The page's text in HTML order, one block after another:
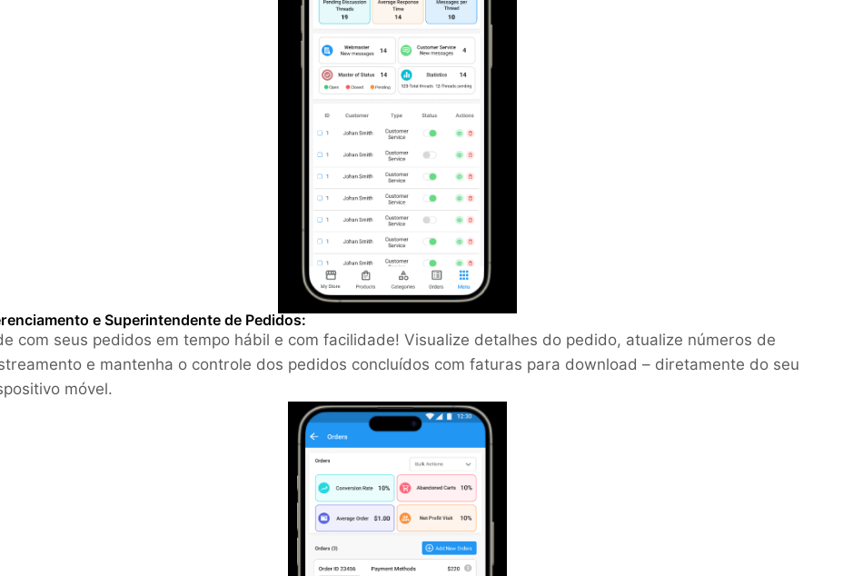
e Superintendente de Pedidos:
com seus pedidos em tempo hábil e com facilidade! Visualize detalhes do pedido, atualize números de
e mantenha o controle dos pedidos concluídos com faturas para download – diretamente do seu
móvel.